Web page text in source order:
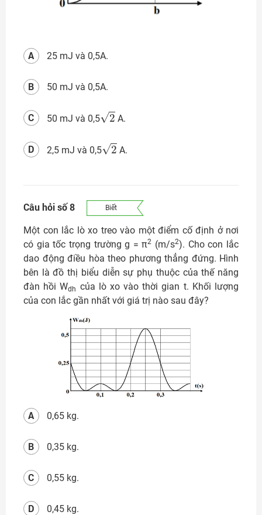
25 mJ và 0,5A.
A
50 mJ và 0,5A.
B
50 mJ và 0,5 A.
C
2,5 mJ và 0,5 A.
D
Câu hỏi số 8 Biết
Một con lắc lò xo treo vào một điểm cố định ở nơi
có gia tốc trọng trường g = π2 (m/s2). Cho con lắc
dao động điều hòa theo phương thẳng đứng. Hình
bên là đồ thị biểu diễn sự phụ thuộc của thế năng
đàn hồi Wdh của lò xo vào thời gian t. Khối lượng
của con lắc gần nhất với giá trị nào sau đây?
0,65 kg.
A
0,35 kg.
B
0,55 kg.
C
0,45 kg.
D